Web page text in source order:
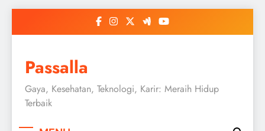
Passalla
Gaya, Kesehatan, Teknologi, Karir: Meraih Hidup
Terbaik